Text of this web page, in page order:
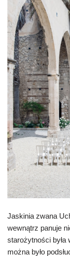
Jaskinia zwana
wewnątrz panuje
starożytności
można było